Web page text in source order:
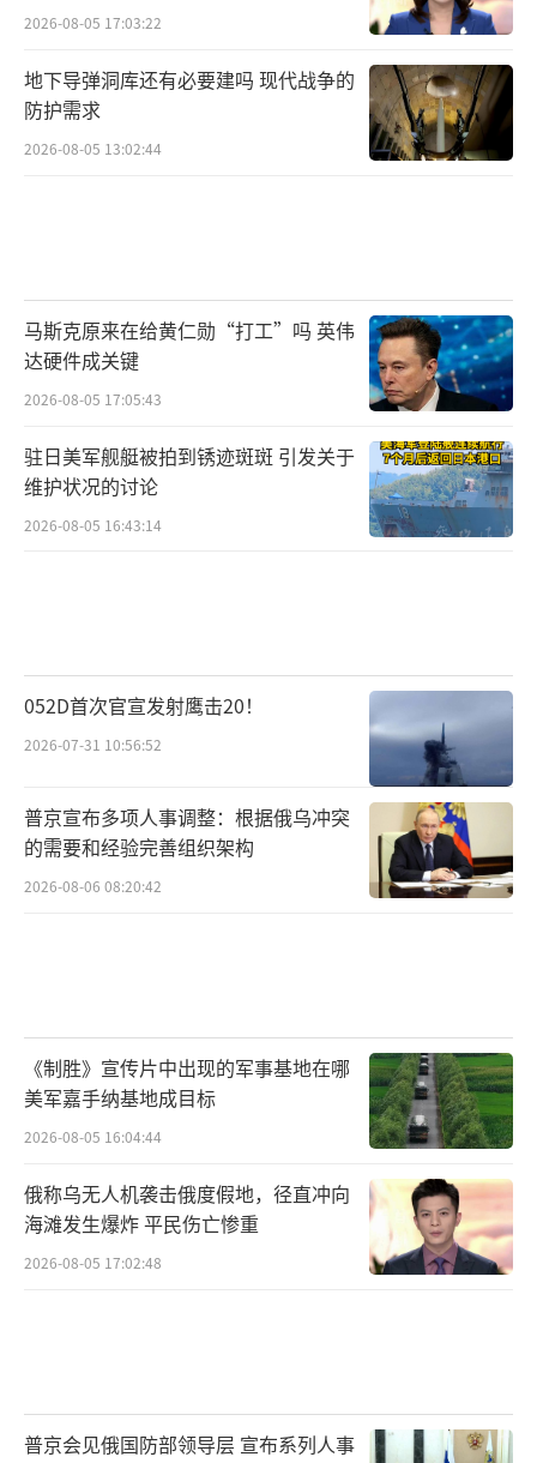
2026-08-05 17:03:22
地下导弹洞库还有必要建吗 现代战争的
防护需求
2026-08-05 13:02:44
马斯克原来在给黄仁勋“打工”吗 英伟
达硬件成关键
2026-08-05 17:05:43
驻日美军舰艇被拍到锈迹斑斑 引发关于
维护状况的讨论
2026-08-05 16:43:14
052D首次官宣发射鹰击20！
2026-07-31 10:56:52
普京宣布多项人事调整：根据俄乌冲突
的需要和经验完善组织架构
2026-08-06 08:20:42
《制胜》宣传片中出现的军事基地在哪
美军嘉手纳基地成目标
2026-08-05 16:04:44
俄称乌无人机袭击俄度假地，径直冲向
海滩发生爆炸 平民伤亡惨重
2026-08-05 17:02:48
普京会见俄国防部领导层 宣布系列人事